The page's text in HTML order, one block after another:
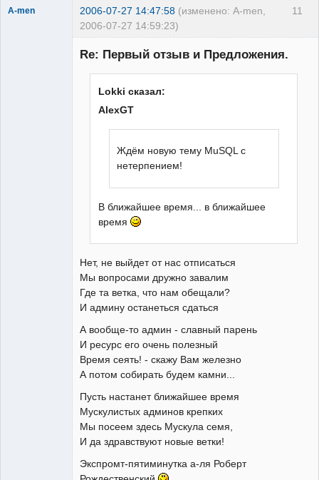
11
A-men 2006-07-27 14:47:58 (изменено: A-men,
2006-07-27 14:59:23)
Re: Первый отзыв и Предложения.
Lokki сказал:
AlexGT
Ждём новую тему MuSQL с
нетерпением!
В ближайшее время... в ближайшее
время
Нет, не выйдет от нас отписаться
Мы вопросами дружно завалим
Где та ветка, что нам обещали?
И админу останеться сдаться
А вообще-то админ - славный парень
И ресурс его очень полезный
Время сеять! - скажу Вам железно
А потом собирать будем камни...
Пусть настанет ближайшее время
Мускулистых админов крепких
Мы посеем здесь Мускула семя,
И да здравствуют новые ветки!
Экспромт-пятиминутка а-ля Роберт